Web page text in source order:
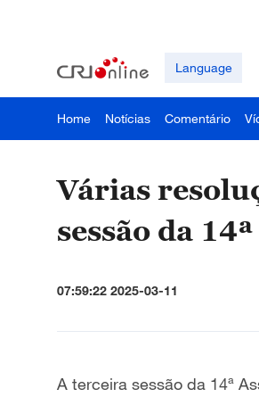
Language
Home Notícias Comentário
Várias
sessão da
07:59:22 2025-03-11
A terceira sessão da 14ª